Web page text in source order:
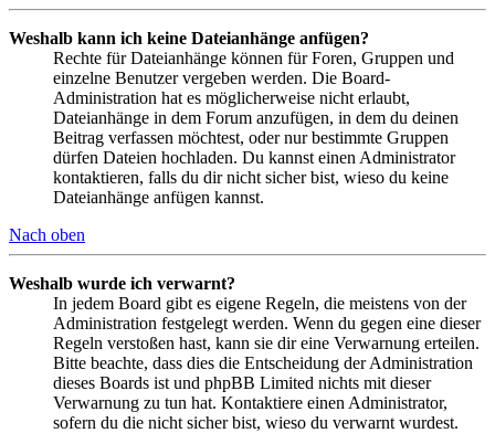
Weshalb kann ich keine Dateianhänge anfügen?
Rechte für Dateianhänge können für Foren, Gruppen und
einzelne Benutzer vergeben werden. Die Board-
Administration hat es möglicherweise nicht erlaubt,
Dateianhänge in dem Forum anzufügen, in dem du deinen
Beitrag verfassen möchtest, oder nur bestimmte Gruppen
dürfen Dateien hochladen. Du kannst einen Administrator
kontaktieren, falls du dir nicht sicher bist, wieso du keine
Dateianhänge anfügen kannst.
Nach oben
Weshalb wurde ich verwarnt?
In jedem Board gibt es eigene Regeln, die meistens von der
Administration festgelegt werden. Wenn du gegen eine dieser
Regeln verstoßen hast, kann sie dir eine Verwarnung erteilen.
Bitte beachte, dass dies die Entscheidung der Administration
dieses Boards ist und phpBB Limited nichts mit dieser
Verwarnung zu tun hat. Kontaktiere einen Administrator,
sofern du die nicht sicher bist, wieso du verwarnt wurdest.